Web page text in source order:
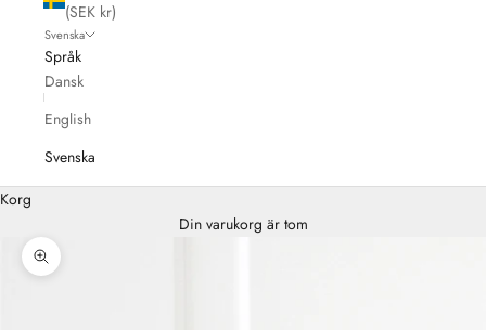
(SEK kr)
Svenska
Språk
Dansk
English
Svenska
Korg
Din varukorg är tom
Zooma